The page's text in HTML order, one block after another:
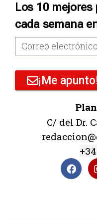
Los 10
cada semana
¡Me
C/ del Dr.